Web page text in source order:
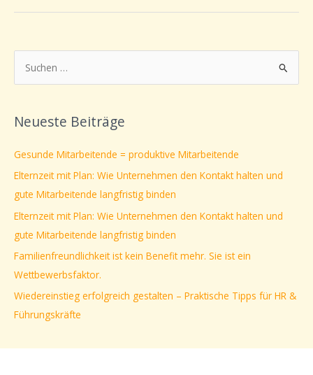
u
h
n
a
c
h
:
Neueste Beiträge
Gesunde Mitarbeitende = produktive Mitarbeitende
Elternzeit mit Plan: Wie Unternehmen den Kontakt halten und
gute Mitarbeitende langfristig binden
Elternzeit mit Plan: Wie Unternehmen den Kontakt halten und
gute Mitarbeitende langfristig binden
Familienfreundlichkeit ist kein Benefit mehr. Sie ist ein
Wettbewerbsfaktor.
Wiedereinstieg erfolgreich gestalten – Praktische Tipps für HR &
Führungskräfte